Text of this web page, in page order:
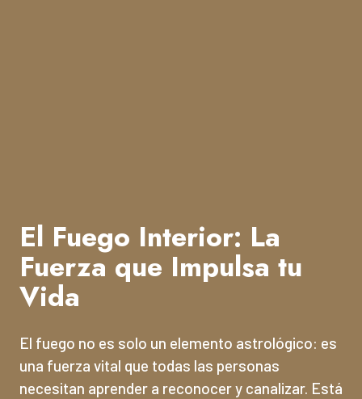
El Fuego Interior: La
Fuerza que Impulsa tu
Vida
El fuego no es solo un elemento astrológico: es
una fuerza vital que todas las personas
necesitan aprender a reconocer y canalizar. Está